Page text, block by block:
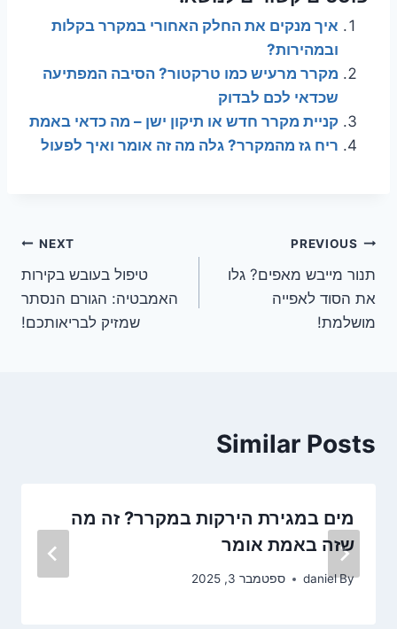
איך מנקים את החלק האחורי במקרר בקלות
ובמהירות?
מקרר מרעיש כמו טרקטור? הסיבה המפתיעה
שכדאי לכם לבדוק
קניית מקרר חדש או תיקון ישן – מה כדאי באמת
ריח גז מהמקרר? גלה מה זה אומר ואיך לפעול
ניווט
PREVIOUS
תנור מייבש מאפים? גלו
את הסוד לאפייה
מושלמת!
NEXT
טיפול בעובש בקירות
האמבטיה: הגורם הנסתר
שמזיק לבריאותכם!
Similar Posts
מים במגירת הירקות במקרר? זה מה
שזה באמת אומר
By
daniel ספטמבר 3, 2025